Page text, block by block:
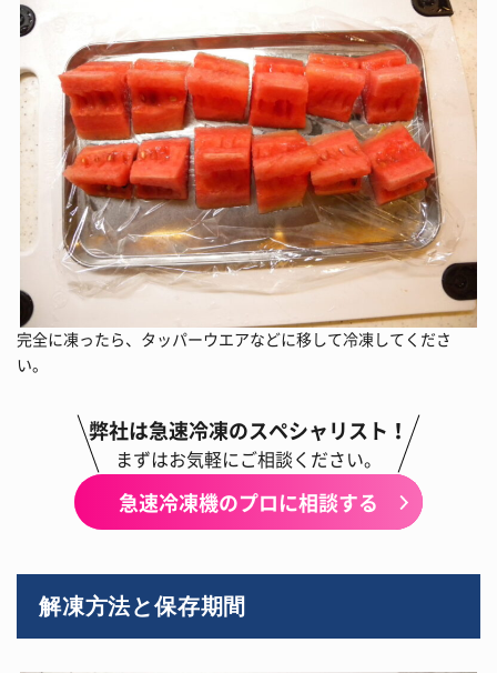
完全に凍ったら、タッパーウエアなどに移して冷凍してくださ
い。
弊社は急速冷凍のスペシャリスト！
まずはお気軽にご相談ください。
急速冷凍機のプロに相談する
解凍方法と保存期間